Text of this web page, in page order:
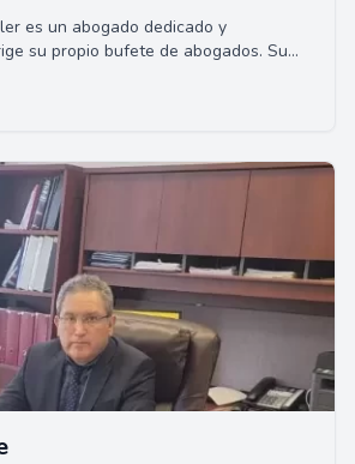
es un abogado dedicado y
su propio bufete de abogados. Su